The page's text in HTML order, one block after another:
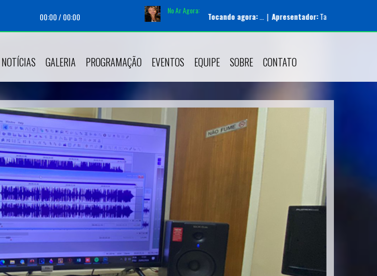
00:00/ 00:00
No Ar Agora:
Tocando agora: ... |Apresentador: Tassia Rill |Programa:
NOTÍCIAS GALERIA PROGRAMAÇÃO EVENTOS EQUIPE SOBRE CONTATO